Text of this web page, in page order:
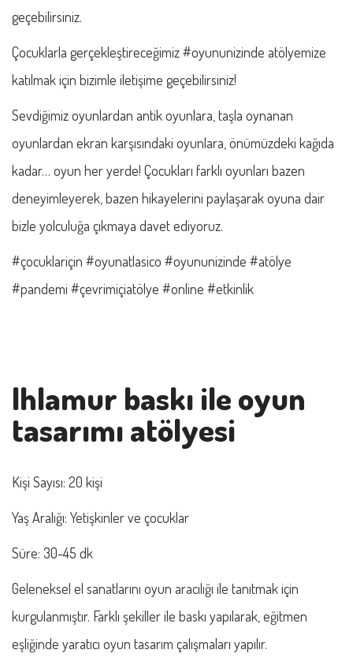
geçebilirsiniz.
Çocuklarla gerçekleştireceğimiz #oyununizinde atölyemize
katılmak için bizimle iletişime geçebilirsiniz!
Sevdiğimiz oyunlardan antik oyunlara, taşla oynanan
oyunlardan ekran karşısındaki oyunlara, önümüzdeki kağıda
kadar… oyun her yerde! Çocukları farklı oyunları bazen
deneyimleyerek, bazen hikayelerini paylaşarak oyuna dair
bizle yolculuğa çıkmaya davet ediyoruz.
#çocuklariçin #oyunatlasico #oyununizinde #atölye
#pandemi #çevrimiçiatölye #online #etkinlik
Ihlamur baskı ile oyun
tasarımı atölyesi
Kişi Sayısı: 20 kişi
Yaş Aralığı: Yetişkinler ve çocuklar
Süre: 30-45 dk
Geleneksel el sanatlarını oyun aracılığı ile tanıtmak için
kurgulanmıştır. Farklı şekiller ile baskı yapılarak, eğitmen
eşliğinde yaratıcı oyun tasarım çalışmaları yapılır.